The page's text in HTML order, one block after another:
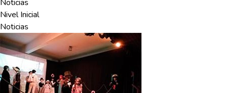
Noticias
Nivel Inicial
Noticias